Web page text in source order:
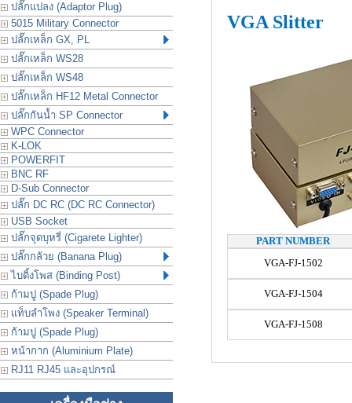
ปลั๊กแปลง (Adaptor Plug)
5015 Military Connector
ปลั๊กเหล็ก GX, PL
ปลั๊กเหล็ก WS28
ปลั๊กเหล็ก WS48
ปลั๊กเหล็ก HF12 Metal Connector
ปลั๊กกันน้ำ SP Connector
WPC Connector
K-LOK
POWERFIT
BNC RF
D-Sub Connector
ปลั๊ก DC RC (DC RC Connector)
USB Socket
ปลั๊กจุดบุหรี่ (Cigarete Lighter)
ปลั๊กกล้วย (Banana Plug)
ไบดิ้งโพส (Binding Post)
ก้ามปู (Spade Plug)
แท็บลำโพง (Speaker Terminal)
ก้ามปู (Spade Plug)
หน้ากาก (Aluminium Plate)
RJ11 RJ45 และอุปกรณ์
VGA Slitter
PART NUMBER
VGA-FJ-1502
VGA-FJ-1504
VGA-FJ-1508